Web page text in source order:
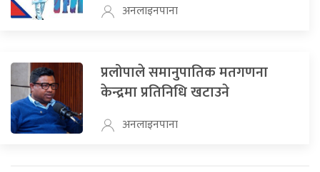
अनलाइनपाना
प्रलोपाले समानुपातिक मतगणना
केन्द्रमा प्रतिनिधि खटाउने
अनलाइनपाना